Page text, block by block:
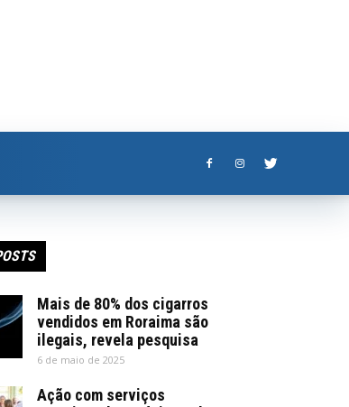
Mais de 80% dos cigarros
vendidos em Roraima são
ilegais, revela pesquisa
6 de maio de 2025
Ação com serviços